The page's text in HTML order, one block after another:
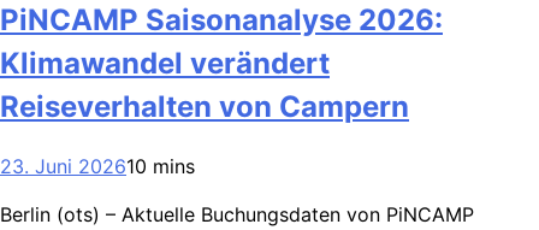
PiNCAMP Saisonanalyse 2026:
Klimawandel verändert
Reiseverhalten von Campern
23. Juni 202610 mins
Berlin (ots) – Aktuelle Buchungsdaten von PiNCAMP